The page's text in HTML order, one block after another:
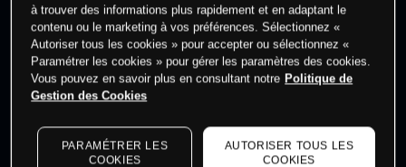
Les prix sont indicatifs.
dernières données du marché.Log into see latest
market data
à trouver des informations plus rapidement et en adaptant le
contenu ou le marketing à vos préférences. Sélectionnez «
Autoriser tous les cookies » pour accepter ou sélectionnez «
Paramétrer les cookies » pour gérer les paramètres des cookies.
Vous pouvez en savoir plus en consultant notre Politique de
Gestion des Cookies
PARAMÉTRER LES
COOKIES
AUTORISER TOUS LES
COOKIES